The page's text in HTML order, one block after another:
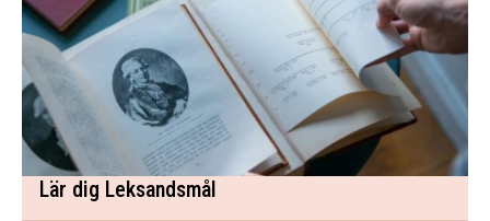
Lär dig Leksandsmål